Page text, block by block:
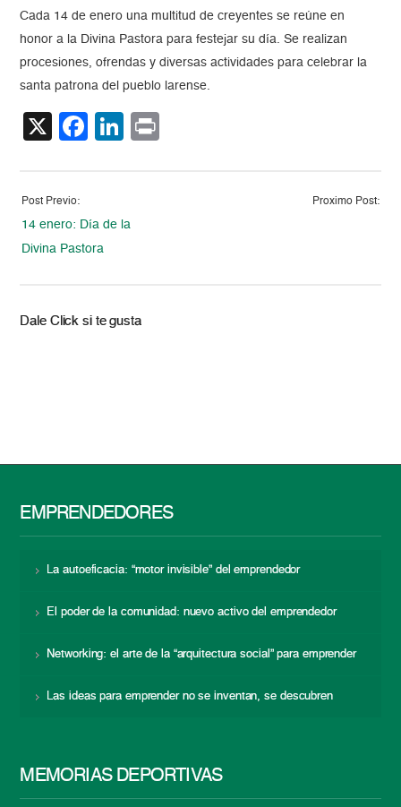
Cada 14 de enero una multitud de creyentes se reúne en
honor a la Divina Pastora para festejar su día. Se realizan
procesiones, ofrendas y diversas actividades para celebrar la
santa patrona del pueblo larense.
X Facebook
LinkedIn
Post Previo:
14 enero: Día de la
Divina Pastora
Proximo Post:
Dale Click si te gusta
EMPRENDEDORES
La autoeficacia: “motor invisible” del emprendedor
El poder de la comunidad: nuevo activo del emprendedor
Networking: el arte de la “arquitectura social” para emprender
Las ideas para emprender no se inventan, se descubren
MEMORIAS DEPORTIVAS